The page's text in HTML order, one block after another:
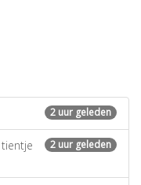
2 uur geleden
2 uur geleden